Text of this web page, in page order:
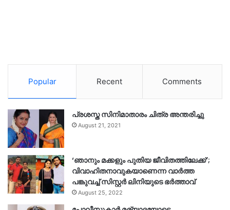
Popular Recent Comments
പ്രശസ്ത സിനിമാതാരം ചിത്ര അന്തരിച്ചു
August 21, 2021
‘ഞാനും മക്കളും പുതിയ ജീവിതത്തിലേക്ക്’;
വിവാഹിതനാവുകയാണെന്ന വാർത്ത
പങ്കുവച്ച് സിസ്റ്റർ ലിനിയുടെ ഭർത്താവ്
August 25, 2022